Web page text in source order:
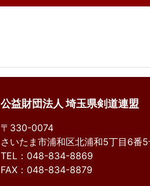
公益財団法人 埼玉県剣道連盟
〒330-0074
さいたま市浦和区北浦和5丁目6番
TEL：048-834-8869
FAX：048-834-8879